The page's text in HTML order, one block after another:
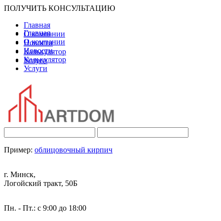
ПОЛУЧИТЬ КОНСУЛЬТАЦИЮ
Главная
О компании
Новости
Калькулятор
Услуги
Главная
О компании
Новости
Калькулятор
Услуги
Пример: облицовочный кирпич
г. Минск,
Логойский тракт, 50Б
Пн. - Пт.: с 9:00 до 18:00